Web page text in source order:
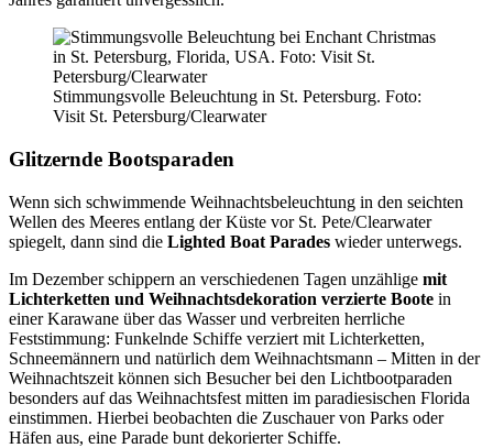
Stimmungsvolle Beleuchtung in St. Petersburg. Foto:
Visit St. Petersburg/Clearwater
Glitzernde Bootsparaden
Wenn sich schwimmende Weihnachtsbeleuchtung in den seichten
Wellen des Meeres entlang der Küste vor St. Pete/Clearwater
spiegelt, dann sind die Lighted Boat Parades wieder unterwegs.
Im Dezember schippern an verschiedenen Tagen unzählige mit
Lichterketten und Weihnachtsdekoration verzierte Boote in
einer Karawane über das Wasser und verbreiten herrliche
Feststimmung: Funkelnde Schiffe verziert mit Lichterketten,
Schneemännern und natürlich dem Weihnachtsmann – Mitten in der
Weihnachtszeit können sich Besucher bei den Lichtbootparaden
besonders auf das Weihnachtsfest mitten im paradiesischen Florida
einstimmen. Hierbei beobachten die Zuschauer von Parks oder
Häfen aus, eine Parade bunt dekorierter Schiffe.